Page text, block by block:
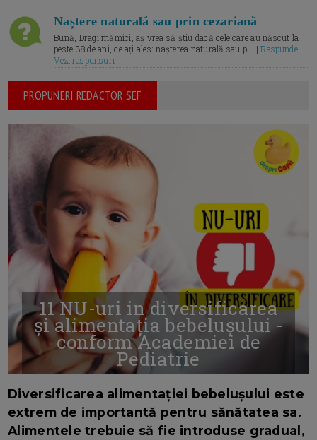
Naștere naturală sau prin cezariană
Bună, Dragi mămici, aș vrea să știu dacă cele care au născut la
peste 38 de ani, ce ați ales: nașterea naturală sau p... |Raspunde |
Vezi raspunsuri
PROPUNERI REDACTOR SEF
11 NU-uri in diversificarea
și alimentația bebelușului -
conform Academiei de
Pediatrie
Diversificarea alimentației bebelușului este
extrem de importantă pentru sănătatea sa.
Alimentele trebuie să fie introduse gradual,